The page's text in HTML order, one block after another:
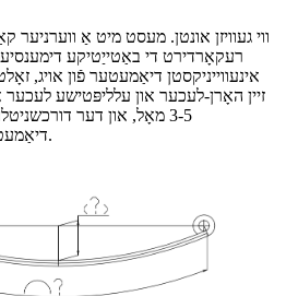
ווי געוויזן אונטן. מעסט מיט אַ
רעקאָרדירט די באַטייַטיקע
אינעווייניקסטן דיאַמעטער פֿון אויג,
זיין האָרן-לעכער און עלליפּטישע
3-5 מאָל, און דער
דיאַמעטערס זאָל זיין אין אָרדענונג.